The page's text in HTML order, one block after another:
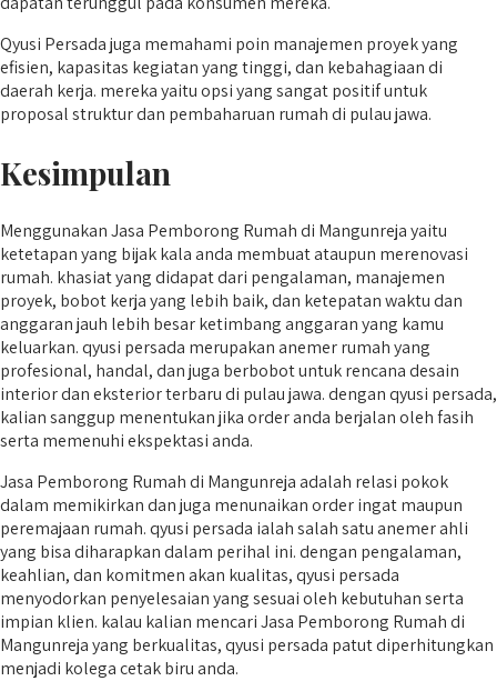
Qyusi Persada juga memahami poin manajemen proyek yang
efisien, kapasitas kegiatan yang tinggi, dan kebahagiaan di
daerah kerja. mereka yaitu opsi yang sangat positif untuk
proposal struktur dan pembaharuan rumah di pulau jawa.
Kesimpulan
Menggunakan Jasa Pemborong Rumah di Mangunreja yaitu
ketetapan yang bijak kala anda membuat ataupun merenovasi
rumah. khasiat yang didapat dari pengalaman, manajemen
proyek, bobot kerja yang lebih baik, dan ketepatan waktu dan
anggaran jauh lebih besar ketimbang anggaran yang kamu
keluarkan. qyusi persada merupakan anemer rumah yang
profesional, handal, dan juga berbobot untuk rencana desain
interior dan eksterior terbaru di pulau jawa. dengan qyusi persada,
kalian sanggup menentukan jika order anda berjalan oleh fasih
serta memenuhi ekspektasi anda.
Jasa Pemborong Rumah di Mangunreja adalah relasi pokok
dalam memikirkan dan juga menunaikan order ingat maupun
peremajaan rumah. qyusi persada ialah salah satu anemer ahli
yang bisa diharapkan dalam perihal ini. dengan pengalaman,
keahlian, dan komitmen akan kualitas, qyusi persada
menyodorkan penyelesaian yang sesuai oleh kebutuhan serta
impian klien. kalau kalian mencari Jasa Pemborong Rumah di
Mangunreja yang berkualitas, qyusi persada patut diperhitungkan
menjadi kolega cetak biru anda.